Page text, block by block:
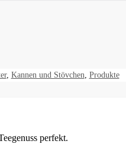
, Kannen und Stövchen, Produkte
perfekt.